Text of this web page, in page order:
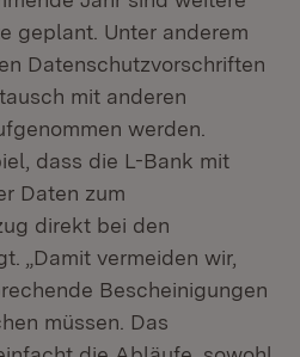
geplant. Unter anderem
Datenschutzvorschriften
mit anderen
werden.
dass die L-Bank mit
Daten zum
direkt bei den
„Damit vermeiden wir,
Bescheinigungen
müssen. Das